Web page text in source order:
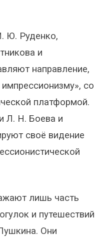
Ю. Руденко,
и
направление,
со
платформой.
Л. Н. Боева и
своё видение
лишь часть
и путешествий
Они